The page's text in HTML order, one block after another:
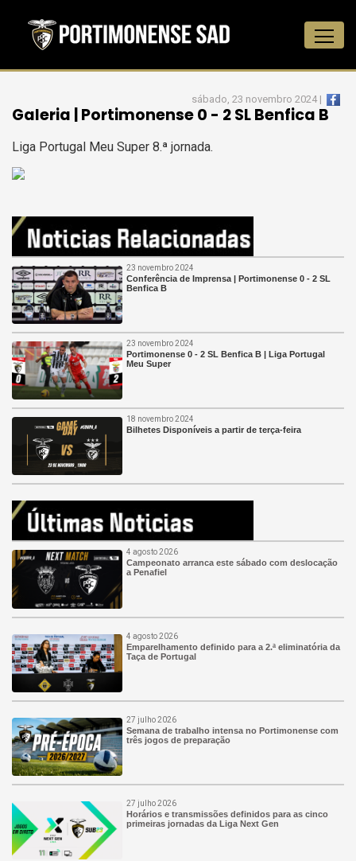
sábado, 23 novembro 2024 |
Galeria | Portimonense 0 - 2 SL Benfica B
Liga Portugal Meu Super 8.ª jornada.
23 novembro 2024
Conferência de Imprensa | Portimonense 0 - 2 SL
Benfica B
23 novembro 2024
Portimonense 0 - 2 SL Benfica B | Liga Portugal
Meu Super
18 novembro 2024
Bilhetes Disponíveis a partir de terça-feira
4 agosto 2026
Campeonato arranca este sábado com deslocação
a Penafiel
4 agosto 2026
Emparelhamento definido para a 2.ª eliminatória da
Taça de Portugal
27 julho 2026
Semana de trabalho intensa no Portimonense com
três jogos de preparação
27 julho 2026
Horários e transmissões definidos para as cinco
primeiras jornadas da Liga Next Gen